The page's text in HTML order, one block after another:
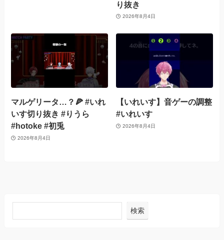
り抜き
2026年8月4日
マルゲリータ…？🍕 #いれ
いす切り抜き #りうら
#hotoke #初兎
2026年8月4日
【いれいす】音ゲーの調整
#いれいす
2026年8月4日
検索